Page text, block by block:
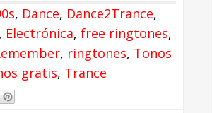
, Dance, Dance2Trance,
, Electrónica, free ringtones,
, ringtones, Tonos
gratis, Trance